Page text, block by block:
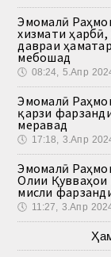
Эмомалӣ
хизмати
давраи
мебошад
🕔 08:24, 5.Апр
Эмомалӣ
қарзи
меравад
🕔 17:18, 3.Апр
Эмомалӣ
Олии Қувваҳои
мисли
🕔 11:27, 3.Апр